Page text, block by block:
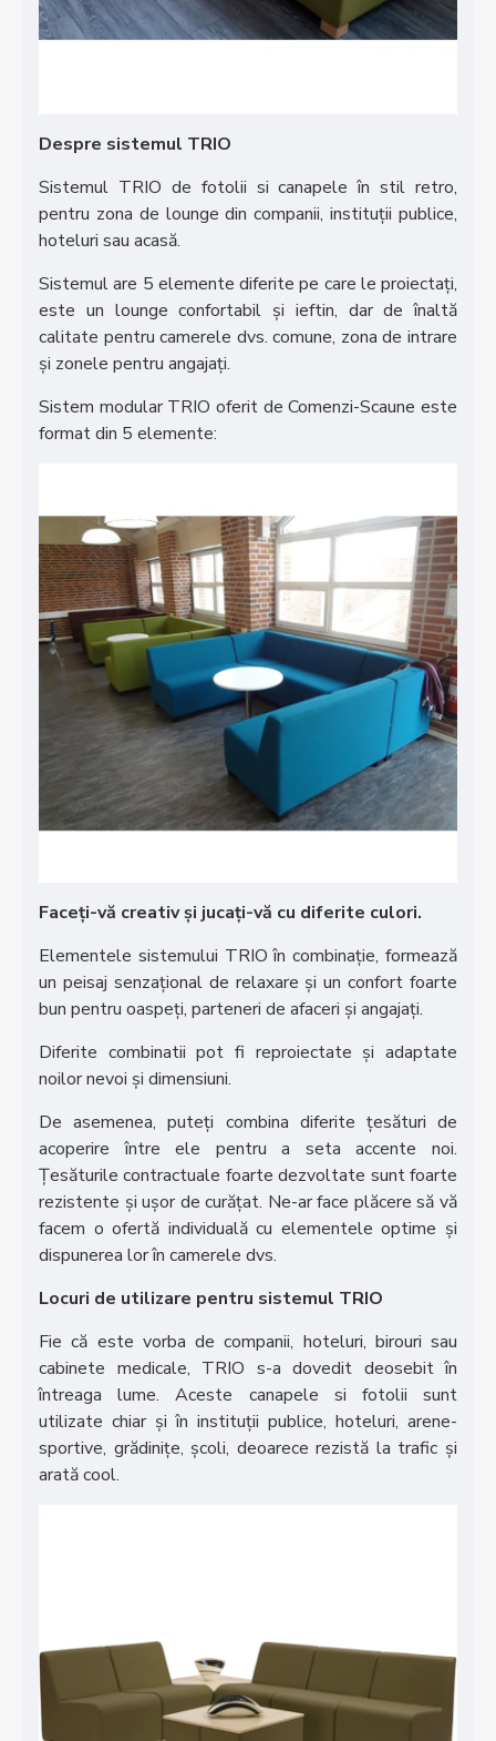
Despre sistemul TRIO
Sistemul TRIO de fotolii si canapele în stil retro,
pentru zona de lounge din companii, instituții publice,
hoteluri sau acasă.
Sistemul are 5 elemente diferite pe care le proiectați,
este un lounge confortabil și ieftin, dar de înaltă
calitate pentru camerele dvs. comune, zona de intrare
și zonele pentru angajați.
Sistem modular TRIO oferit de Comenzi-Scaune este
format din 5 elemente:
Faceți-vă creativ și jucați-vă cu diferite culori.
Elementele sistemului TRIO în combinație, formează
un peisaj senzațional de relaxare și un confort foarte
bun pentru oaspeți, parteneri de afaceri și angajați.
Diferite combinatii pot fi reproiectate și adaptate
noilor nevoi și dimensiuni.
De asemenea, puteți combina diferite țesături de
acoperire între ele pentru a seta accente noi.
Țesăturile contractuale foarte dezvoltate sunt foarte
rezistente și ușor de curățat. Ne-ar face plăcere să vă
facem o ofertă individuală cu elementele optime și
dispunerea lor în camerele dvs.
Locuri de utilizare pentru sistemul TRIO
Fie că este vorba de companii, hoteluri, birouri sau
cabinete medicale, TRIO s-a dovedit deosebit în
întreaga lume. Aceste canapele si fotolii sunt
utilizate chiar și în instituții publice, hoteluri, arene-
sportive, grădinițe, școli, deoarece rezistă la trafic și
arată cool.